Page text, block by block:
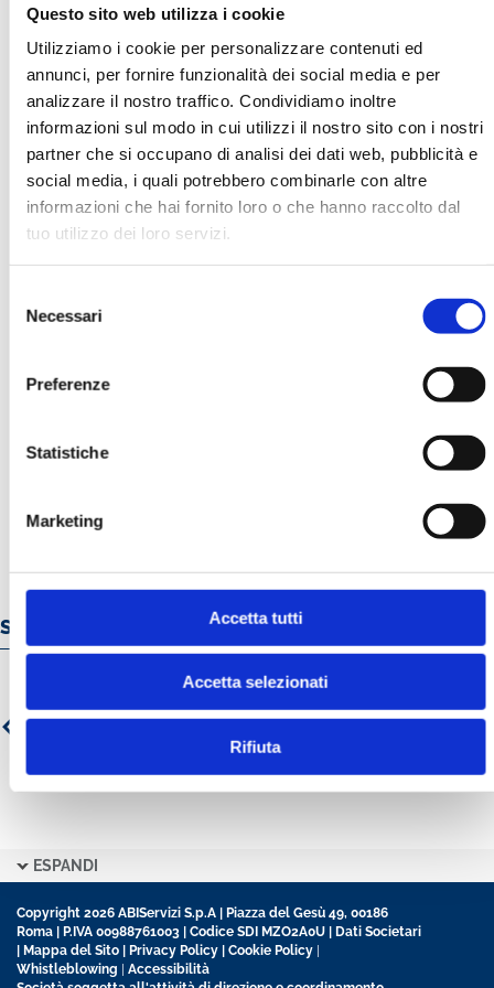
Questo sito web utilizza i cookie
Utilizziamo i cookie per personalizzare contenuti ed
annunci, per fornire funzionalità dei social media e per
analizzare il nostro traffico. Condividiamo inoltre
informazioni sul modo in cui utilizzi il nostro sito con i nostri
partner che si occupano di analisi dei dati web, pubblicità e
social media, i quali potrebbero combinarle con altre
informazioni che hai fornito loro o che hanno raccolto dal
tuo utilizzo dei loro servizi.
delNecessari
Preferenze
Statistiche
Marketing
Accetta tutti
Accetta selezionati
Rifiuta
Roberto Vincenzi
Organizzazione
Università Bocconi, Milano
Ha pubblicato con noi
Servizi e prodotti online
ESPANDI
Copyright 2026 ABIServizi S.p.A | Piazza del Gesù 49, 00186
Roma | P.IVA 00988761003 | Codice SDI MZO2A0U |
Dati Societari
Mappa del Sito Privacy Policy Cookie Policy
Whistleblowing
Accessibilità